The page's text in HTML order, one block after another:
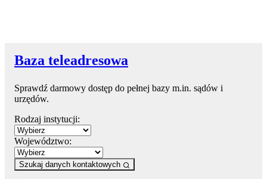
Baza teleadresowa
Sprawdź darmowy dostęp do pełnej bazy m.in. sądów i
urzędów.
Rodzaj instytucji:
Województwo:
Szukaj danych kontaktowych